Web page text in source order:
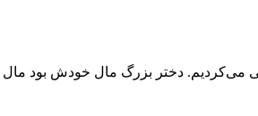
دختر بزرگ مال خودش بود مال